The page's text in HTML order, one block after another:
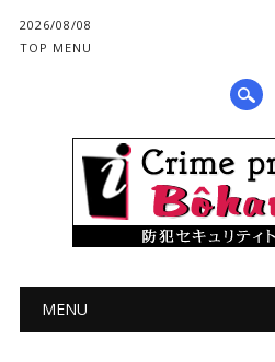
2026/08/08
TOP MENU
メインメニュー
MENU